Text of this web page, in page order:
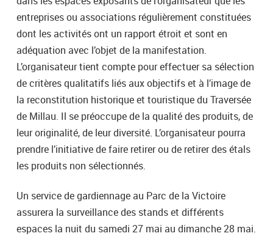
entreprises ou associations régulièrement constituées
dont les activités ont un rapport étroit et sont en
adéquation avec l’objet de la manifestation.
L’organisateur tient compte pour effectuer sa sélection
de critères qualitatifs liés aux objectifs et à l’image de
la reconstitution historique et touristique du Traversée
de Millau. Il se préoccupe de la qualité des produits, de
leur originalité, de leur diversité. L’organisateur pourra
prendre l’initiative de faire retirer ou de retirer des étals
les produits non sélectionnés.
Un service de gardiennage au Parc de la Victoire
assurera la surveillance des stands et différents
espaces la nuit du samedi 27 mai au dimanche 28 mai.